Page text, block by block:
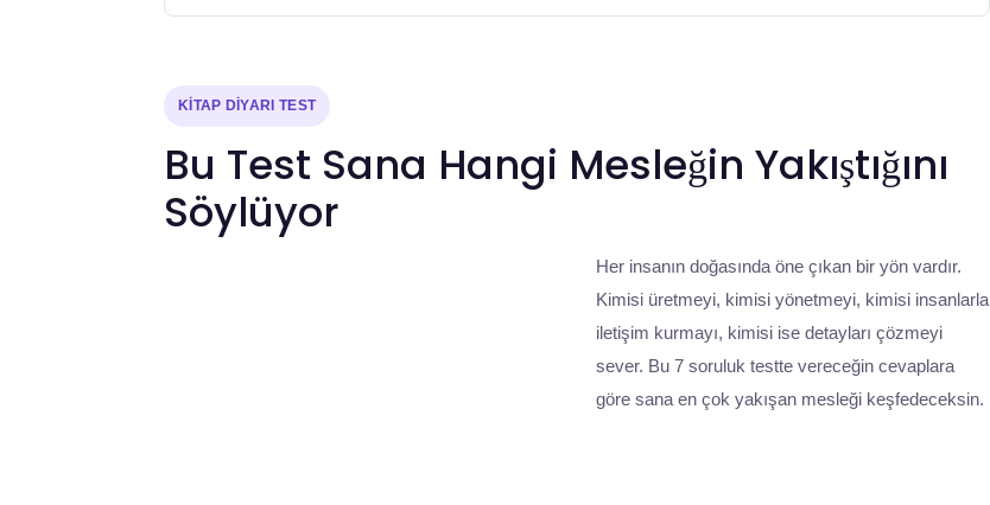
KİTAP DİYARI TEST
Bu Test Sana Hangi Mesleğin Yakıştığını
Söylüyor
Her insanın doğasında öne çıkan bir yön vardır.
Kimisi üretmeyi, kimisi yönetmeyi, kimisi insanlarla
iletişim kurmayı, kimisi ise detayları çözmeyi
sever. Bu 7 soruluk testte vereceğin cevaplara
göre sana en çok yakışan mesleği keşfedeceksin.